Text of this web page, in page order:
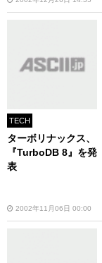
TECH
ターボリナックス、
『TurboDB 8』を発
表
2002年11月06日 00:00